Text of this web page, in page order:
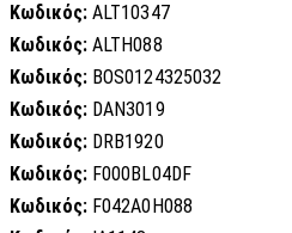
Κωδικός: ALT10347
Κωδικός: ALTH088
Κωδικός: BOS0124325032
Κωδικός: DAN3019
Κωδικός: DRB1920
Κωδικός: F000BL04DF
Κωδικός: F042A0H088